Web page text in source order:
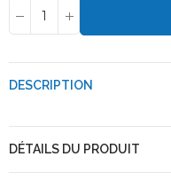
DESCRIPTION
DÉTAILS DU PRODUIT